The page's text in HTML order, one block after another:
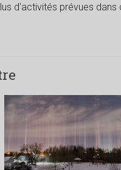
d'activités prévues dans